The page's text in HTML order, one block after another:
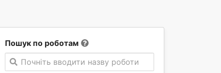
Пошук по роботам
Почніть вводити назву роботи